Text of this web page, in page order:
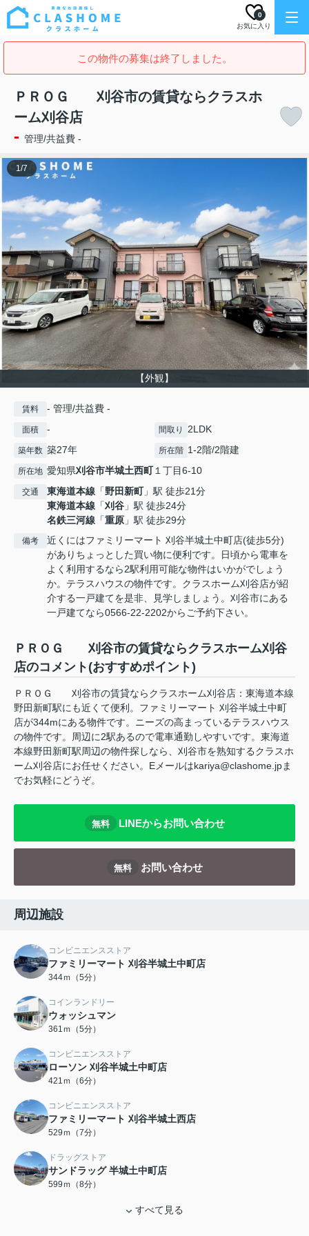
お気に入り
0
この物件の募集は終了しました。
ＰＲＯＧ 刈谷市の賃貸ならクラスホ
ーム刈谷店
- 管理/共益費 -
【外観】
1/7
賃料 - 管理/共益費 -
面積 - 間取り 2LDK
築年数 築27年 所在階 1-2階/2階建
所在地 愛知県刈谷市半城土西町１丁目6-10
交通 東海道本線 「野田新町」駅 徒歩21分
東海道本線 「刈谷 」駅 徒歩24分
名鉄三河線 「重原 」駅 徒歩29分
備考
近くにはファミリーマート 刈谷半城土中町店(徒歩5分)
がありちょっとした買い物に便利です。日頃から電車を
よく利用するなら2駅利用可能な物件はいかがでしょう
か。テラスハウスの物件です。クラスホーム刈谷店が紹
介する一戸建てを是非、見学しましょう。刈谷市にある
一戸建てなら0566-22-2202からご予約下さい。
ＰＲＯＧ 刈谷市の賃貸ならクラスホーム刈谷
店のコメント(おすすめポイント)
ＰＲＯＧ 刈谷市の賃貸ならクラスホーム刈谷店：東海道本線
野田新町駅にも近くて便利。ファミリーマート 刈谷半城土中町
店が344mにある物件です。ニーズの高まっているテラスハウス
の物件です。周辺に2駅あるので電車通勤しやすいです。東海道
本線野田新町駅周辺の物件探しなら、刈谷市を熟知するクラスホ
ーム刈谷店にお任せください。Eメールはkariya@clashome.jpま
でお気軽にどうぞ。
無料 LINEからお問い合わせ
無料 お問い合わせ
周辺施設
コンビニエンスストア
ファミリーマート 刈谷半城土中町店
344ｍ（5分）
コインランドリー
ウォッシュマン
361ｍ（5分）
コンビニエンスストア
ローソン 刈谷半城土中町店
421ｍ（6分）
コンビニエンスストア
ファミリーマート 刈谷半城土西店
529ｍ（7分）
ドラッグストア
サンドラッグ 半城土中町店
599ｍ（8分）
すべて見る